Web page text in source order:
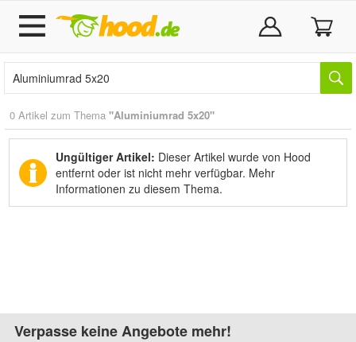
0 Artikel zum Thema "Aluminiumrad 5x20"
Ungültiger Artikel: Dieser Artikel wurde von Hood
entfernt oder ist nicht mehr verfügbar. Mehr
Informationen zu diesem Thema.
Verpasse keine Angebote mehr!